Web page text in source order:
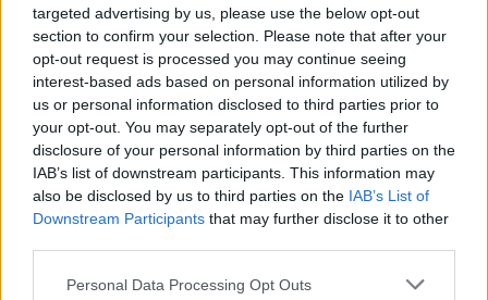
targeted advertising by us, please use the below opt-out
section to confirm your selection. Please note that after your
opt-out request is processed you may continue seeing
interest-based ads based on personal information utilized by
us or personal information disclosed to third parties prior to
your opt-out. You may separately opt-out of the further
disclosure of your personal information by third parties on the
IAB’s list of downstream participants. This information may
also be disclosed by us to third parties on the IAB’s List of
Downstream Participants that may further disclose it to other
Please note that this website/app uses one or more Google
Personal Data Processing Opt Outs